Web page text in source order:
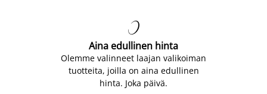

Aina edullinen hinta
Olemme valinneet laajan valikoiman
tuotteita, joilla on aina edullinen
hinta. Joka päivä.